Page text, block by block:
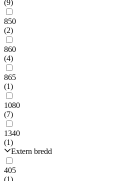
(9)
850
(2)
860
(4)
865
(1)
1080
(7)
1340
(1)
Extern bredd
405